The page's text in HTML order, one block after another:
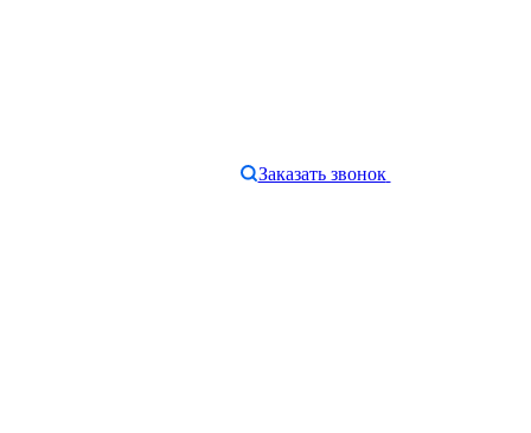
Заказать звонок